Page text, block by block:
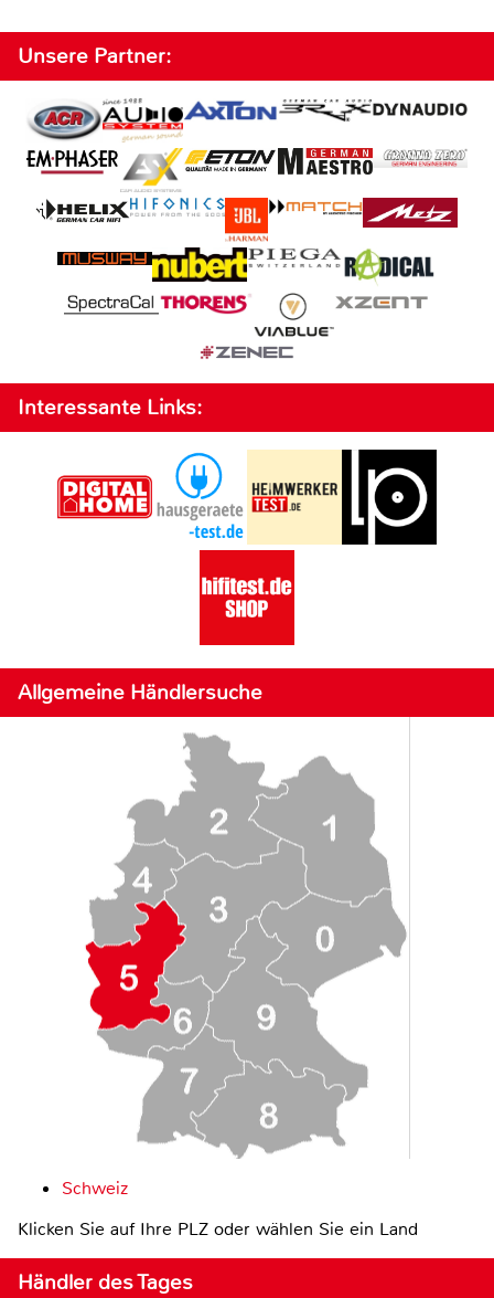
Unsere Partner:
Interessante Links:
Allgemeine Händlersuche
Schweiz
Klicken Sie auf Ihre PLZ oder wählen Sie ein Land
Händler des Tages